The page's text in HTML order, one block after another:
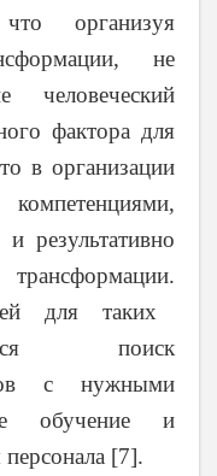
организуя
не
фактора для
в организации
результативно
для таких
поиск
с нужными
обучение и
[7].